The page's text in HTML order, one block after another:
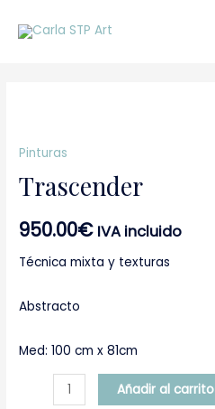
Pinturas
Trascender
950.00€ IVA incluido
Técnica mixta y texturas
Abstracto
Med: 100 cm x 81cm
Añadir al carrito